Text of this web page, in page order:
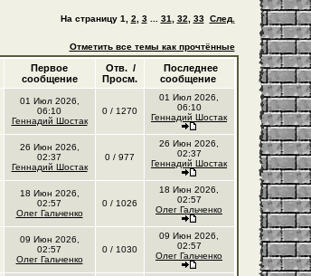
На страницу 1 2 3... 31 32 33 След.
Отметить все темы как прочтённые
Первое
сообщение
Отв. /
Просм.
Последнее
сообщение
01 Июл 2026,
06:10
Геннадий Шостак
0 / 1270
01 Июл 2026,
06:10
Геннадий Шостак
26 Июн 2026,
02:37
Геннадий Шостак
0 / 977
26 Июн 2026,
02:37
Геннадий Шостак
18 Июн 2026,
02:57
Олег Гальченко
0 / 1026
18 Июн 2026,
02:57
Олег Гальченко
09 Июн 2026,
02:57
Олег Гальченко
0 / 1030
09 Июн 2026,
02:57
Олег Гальченко